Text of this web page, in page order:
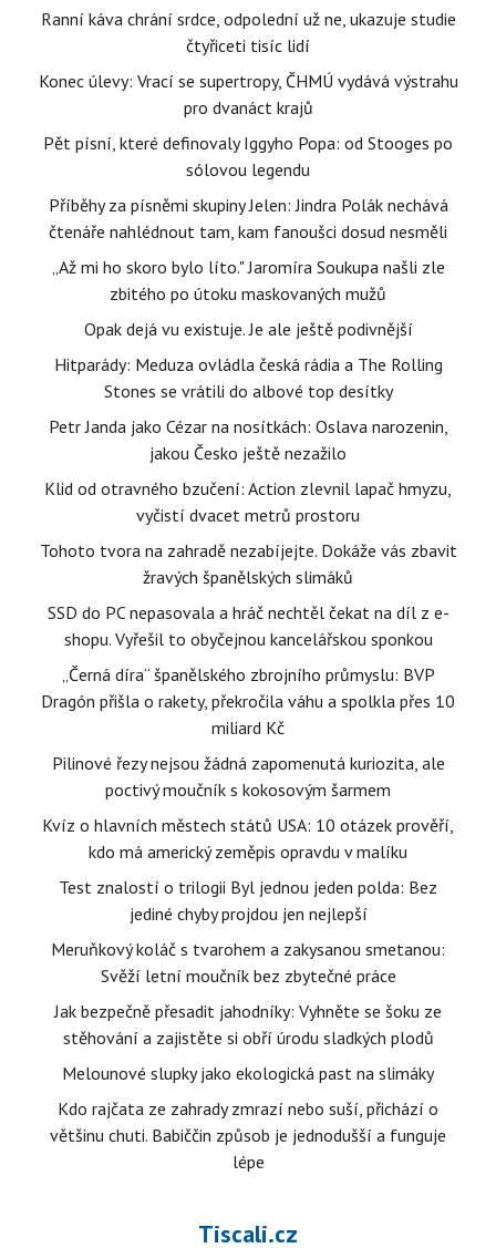
Ranní káva chrání srdce, odpolední už ne, ukazuje studie
čtyřiceti tisíc lidí
Konec úlevy: Vrací se supertropy, ČHMÚ vydává výstrahu
pro dvanáct krajů
Pět písní, které definovaly Iggyho Popa: od Stooges po
sólovou legendu
Příběhy za písněmi skupiny Jelen: Jindra Polák nechává
čtenáře nahlédnout tam, kam fanoušci dosud nesměli
„Až mi ho skoro bylo líto." Jaromíra Soukupa našli zle
zbitého po útoku maskovaných mužů
Opak dejá vu existuje. Je ale ještě podivnější
Hitparády: Meduza ovládla česká rádia a The Rolling
Stones se vrátili do albové top desítky
Petr Janda jako Cézar na nosítkách: Oslava narozenin,
jakou Česko ještě nezažilo
Klid od otravného bzučení: Action zlevnil lapač hmyzu,
vyčistí dvacet metrů prostoru
Tohoto tvora na zahradě nezabíjejte. Dokáže vás zbavit
žravých španělských slimáků
SSD do PC nepasovala a hráč nechtěl čekat na díl z e-
shopu. Vyřešil to obyčejnou kancelářskou sponkou
„Černá díra“ španělského zbrojního průmyslu: BVP
Dragón přišla o rakety, překročila váhu a spolkla přes 10
miliard Kč
Pilinové řezy nejsou žádná zapomenutá kuriozita, ale
poctivý moučník s kokosovým šarmem
Kvíz o hlavních městech států USA: 10 otázek prověří,
kdo má americký zeměpis opravdu v malíku
Test znalostí o trilogii Byl jednou jeden polda: Bez
jediné chyby projdou jen nejlepší
Meruňkový koláč s tvarohem a zakysanou smetanou:
Svěží letní moučník bez zbytečné práce
Jak bezpečně přesadit jahodníky: Vyhněte se šoku ze
stěhování a zajistěte si obří úrodu sladkých plodů
Melounové slupky jako ekologická past na slimáky
Kdo rajčata ze zahrady zmrazí nebo suší, přichází o
většinu chuti. Babiččin způsob je jednodušší a funguje
lépe
Tiscali.cz